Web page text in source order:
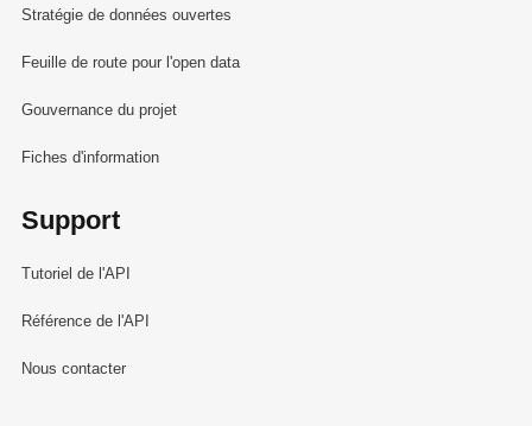
Stratégie de données ouvertes
Feuille de route pour l'open data
Gouvernance du projet
Fiches d'information
Support
Tutoriel de l'API
Référence de l'API
Nous contacter